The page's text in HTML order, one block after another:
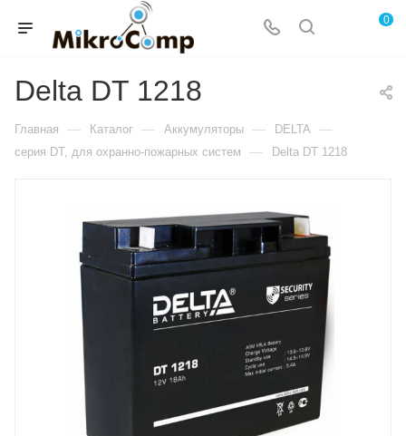
0
Delta DT 1218
Главная — Каталог — Аккумуляторы — DELTA —
серия DT, для охранно-пожарных систем — Delta DT 1218